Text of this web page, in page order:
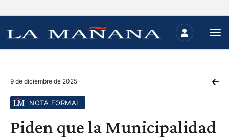
9 de diciembre de 2025
NOTA FORMAL
Piden que la Municipalidad